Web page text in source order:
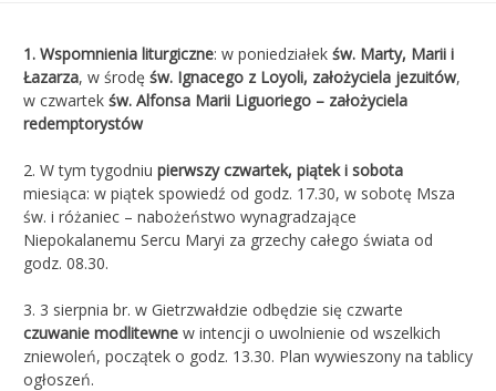
1. Wspomnienia liturgiczne: w poniedziałek św. Marty, Marii i
Łazarza, w środę św. Ignacego z Loyoli, założyciela jezuitów,
w czwartek św. Alfonsa Marii Liguoriego – założyciela
redemptorystów
2. W tym tygodniu pierwszy czwartek, piątek i sobota
miesiąca: w piątek spowiedź od godz. 17.30, w sobotę Msza
św. i różaniec – nabożeństwo wynagradzające
Niepokalanemu Sercu Maryi za grzechy całego świata od
godz. 08.30.
3. 3 sierpnia br. w Gietrzwałdzie odbędzie się czwarte
czuwanie modlitewne w intencji o uwolnienie od wszelkich
zniewoleń, początek o godz. 13.30. Plan wywieszony na tablicy
ogłoszeń.